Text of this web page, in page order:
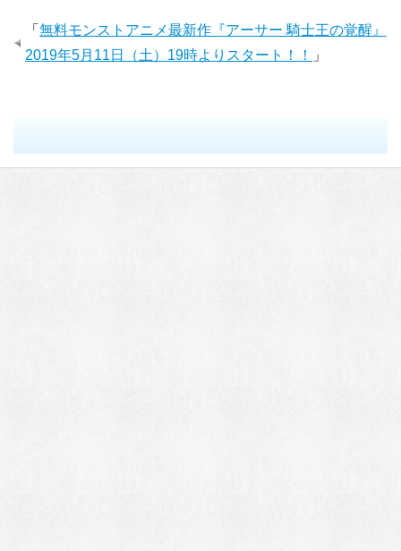
「 無料モンストアニメ最新作『アーサー 騎士王の覚醒』
2019年5月11日（土）19時よりスタート！！
」